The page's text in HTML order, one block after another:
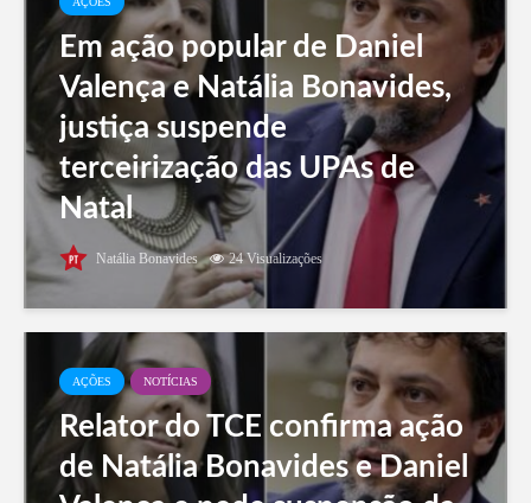
Em ação popular de Daniel
Valença e Natália Bonavides,
justiça suspende
terceirização das UPAs de
Natal
Natália Bonavides 24 Visualizações
AÇÕES NOTÍCIAS
Relator do TCE confirma ação
de Natália Bonavides e Daniel